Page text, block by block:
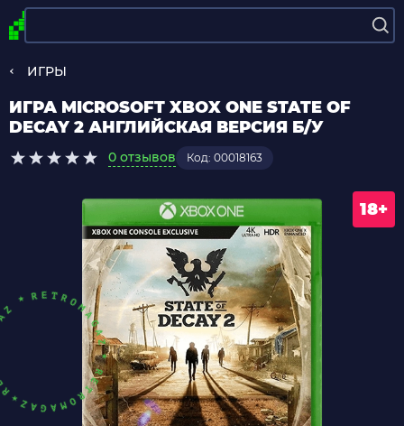
ИГРЫ
ИГРА MICROSOFT XBOX ONE STATE OF
DECAY 2 АНГЛИЙСКАЯ ВЕРСИЯ Б/У
0 отзывов Код: 00018163
18+